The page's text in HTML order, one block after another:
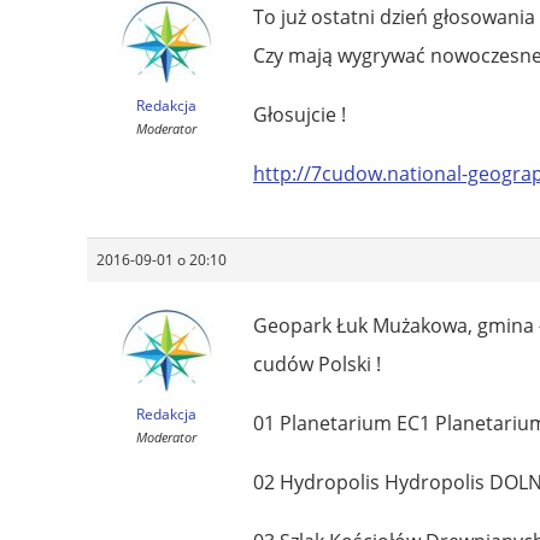
Redakcja
Moderator
To już ostatni dzień głosowania
Czy mają wygrywać
Głosujcie !
http://7cudow.national-
2016-09-01 o 20:10
Redakcja
Moderator
Geopark Łuk Mużakowa,
cudów Polski !
01 Planetarium EC1
02 Hydropolis Hydropolis